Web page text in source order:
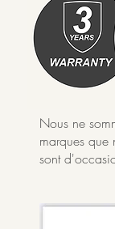
Nous ne
marques que
sont